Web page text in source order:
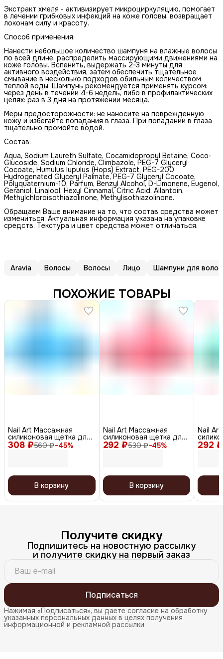
Экстракт хмеля - активизирует микроциркуляцию, помогает
в лечении грибковых инфекций на коже головы, возвращает
локонам силу и красоту.
Способ применения:
Нанести небольшое количество шампуня на влажные волосы
по всей длине, распределить массирующими движениями на
коже головы. Вспенить, выдержать 2-3 минуты для
активного воздействия, затем обеспечить тщательное
смывание в несколько подходов обильным количеством
теплой воды. Шампунь рекомендуется применять курсом:
через день в течении 4-6 недель, либо в профилактических
целях: раз в 3 дня на протяжении месяца.
Меры предосторожности: не наносите на поврежденную
кожу и избегайте попадания в глаза. При попадании в глаза
тщательно промойте водой.
Состав:
Aqua, Sodium Laureth Sulfate, Cocamidopropyl Betaine, Coco-
Glucoside, Sodium Chloride, Climbazole, PEG-7 Glyceryl
Cocoate, Humulus lupulus (Hops) Extract, PEG-200
Hydrogenated Glyceryl Palmate, PEG-7 Glyceryl Cocoate,
Polyquaternium-10, Parfum, Benzyl Alcohol, D-Limonene, Eugenol,
Geraniol, Linalool, Hexyl Cinnamal, Citric Acid, Allantoin,
Methylchloroisothiazolinone, Methylisothiazolinone.
Обращаем Ваше внимание на то, что состав средства может
измениться. Актуальная информация указана на упаковке
средств. Текстура и цвет средства может отличаться.
Aravia Волосы Волосы Лицо Шампуни для волос
ПОХОЖИЕ ТОВАРЫ
308 ₽560 ₽−45%
Nail Art Массажная
силиконовая щетка для
мытья волос и кожи
головы, синий
В корзину
292 ₽530 ₽−45%
Nail Art Массажная
силиконовая щетка для
мытья волос и кожи
головы, розовый
В корзину
292 ₽
Nail
мытья
Получите скидку
Подпишитесь на новостную рассылку
и получите скидку на первый заказ
Подписаться
Нажимая «Подписаться», вы даете согласие на обработку
указанных персональных данных в целях получения
информационной и рекламной рассылки